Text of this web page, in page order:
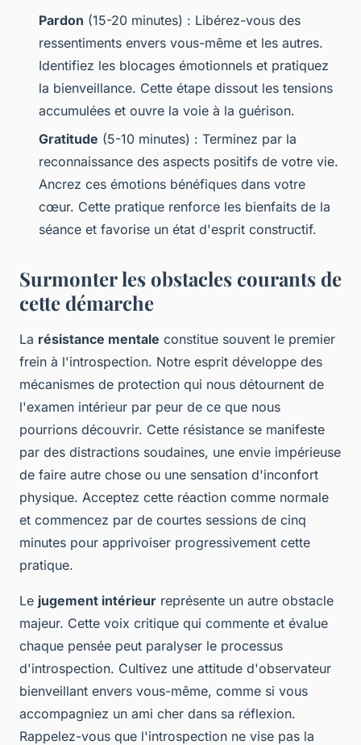
Pardon (15-20 minutes) : Libérez-vous des
ressentiments envers vous-même et les autres.
Identifiez les blocages émotionnels et pratiquez
la bienveillance. Cette étape dissout les tensions
accumulées et ouvre la voie à la guérison.
Gratitude (5-10 minutes) : Terminez par la
reconnaissance des aspects positifs de votre vie.
Ancrez ces émotions bénéfiques dans votre
cœur. Cette pratique renforce les bienfaits de la
séance et favorise un état d'esprit constructif.
Surmonter les obstacles courants de
cette démarche
La résistance mentale constitue souvent le premier
frein à l'introspection. Notre esprit développe des
mécanismes de protection qui nous détournent de
l'examen intérieur par peur de ce que nous
pourrions découvrir. Cette résistance se manifeste
par des distractions soudaines, une envie impérieuse
de faire autre chose ou une sensation d'inconfort
physique. Acceptez cette réaction comme normale
et commencez par de courtes sessions de cinq
minutes pour apprivoiser progressivement cette
pratique.
Le jugement intérieur représente un autre obstacle
majeur. Cette voix critique qui commente et évalue
chaque pensée peut paralyser le processus
d'introspection. Cultivez une attitude d'observateur
bienveillant envers vous-même, comme si vous
accompagniez un ami cher dans sa réflexion.
Rappelez-vous que l'introspection ne vise pas la